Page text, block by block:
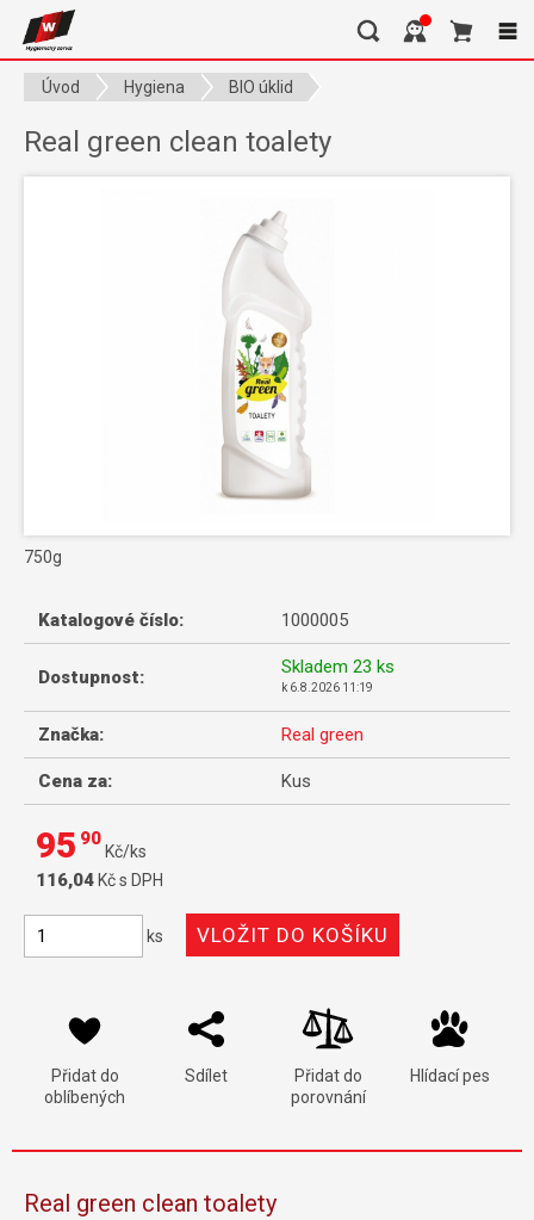
Úvod Hygiena
BIO úklid
Real green clean toalety
750g
Katalogové číslo: 1000005
Dostupnost: Skladem 23 ks
k 6.8.2026 11:19
Značka: Real green
Cena za: Kus
95 90
Kč/ks
116,04 Kč s DPH
ks
Přidat do
oblíbených
Sdílet
Přidat do
porovnání
Hlídací pes
Real green clean toalety